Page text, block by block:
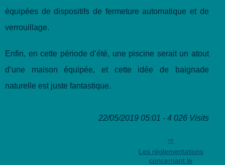
équipées de dispositifs de fermeture automatique et de
verrouillage.
Enfin, en cette période d’été, une piscine serait un atout
d’une maison équipée, et cette idée de baignade
naturelle est juste fantastique.
22/05/2019 05:01 - 4 026 Visits
Les réglementations
concernant le